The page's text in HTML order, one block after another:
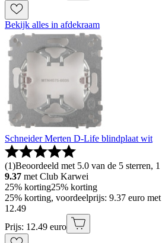
Bekijk alles in afdekraam
Schneider Merten D-Life blindplaat wit
(1)Beoordeeld met 5.0 van de 5 sterren,
9.37 met Club Karwei
25% korting25% korting
25% korting, voordeelprijs: 9.37 euro
12.49
Prijs: 12.49 euro